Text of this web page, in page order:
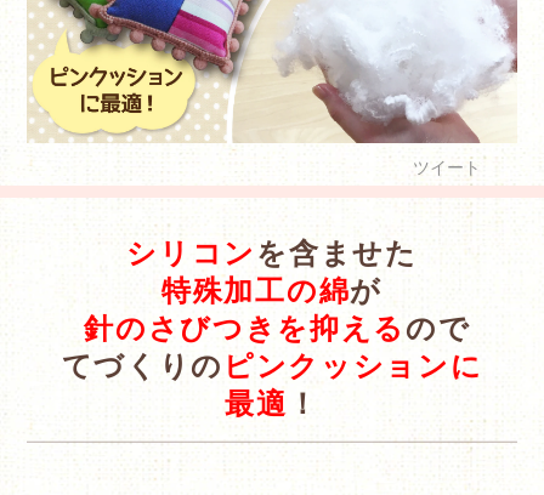
ツイート
シリコンを含ませた
特殊加工の綿が
針のさびつきを抑える ので
てづくりの ピンクッションに
最適 ！